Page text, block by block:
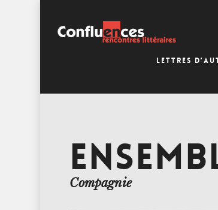
LETTRES
Compagnie